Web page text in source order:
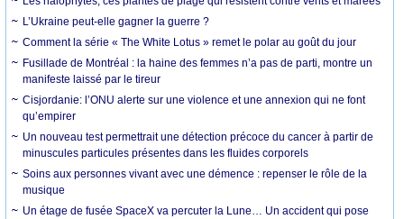
L’Ukraine peut-elle gagner la guerre ?
Comment la série « The White Lotus » remet le polar au goût du jour
Fusillade de Montréal : la haine des femmes n’a pas de parti, montre un
manifeste laissé par le tireur
Cisjordanie: l’ONU alerte sur une violence et une annexion qui ne font
qu’empirer
Un nouveau test permettrait une détection précoce du cancer à partir de
minuscules particules présentes dans les fluides corporels
Soins aux personnes vivant avec une démence : repenser le rôle de la
musique
Un étage de fusée SpaceX va percuter la Lune… Un accident qui pose